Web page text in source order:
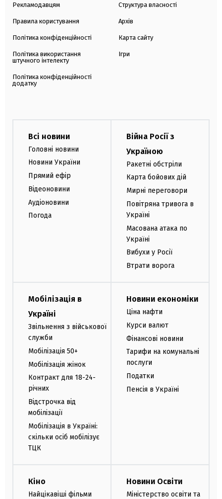
Рекламодавцям
Правила користування
Політика конфіденційності
Політика використання
штучного інтелекту
Політика конфіденційності
додатку
Структура власності
Архів
Карта сайту
Ігри
Всі новини
Головні новини
Новини України
Прямий ефір
Відеоновини
Аудіоновини
Погода
Війна Росії з
Україною
Ракетні обстріли
Карта бойових дій
Мирні переговори
Повітряна тривога в
Україні
Масована атака по
Україні
Вибухи у Росії
Втрати ворога
Мобілізація в
Україні
Звільнення з військової
служби
Мобілізація 50+
Мобілізація жінок
Контракт для 18-24-
річних
Відстрочка від
мобілізації
Мобілізація в Україні:
скільки осіб мобілізує
ТЦК
Новини економіки
Ціна нафти
Курси валют
Фінансові новини
Тарифи на комунальні
послуги
Податки
Пенсія в Україні
Кіно
Найцікавіші фільми
Новини Освіти
Міністерство освіти та